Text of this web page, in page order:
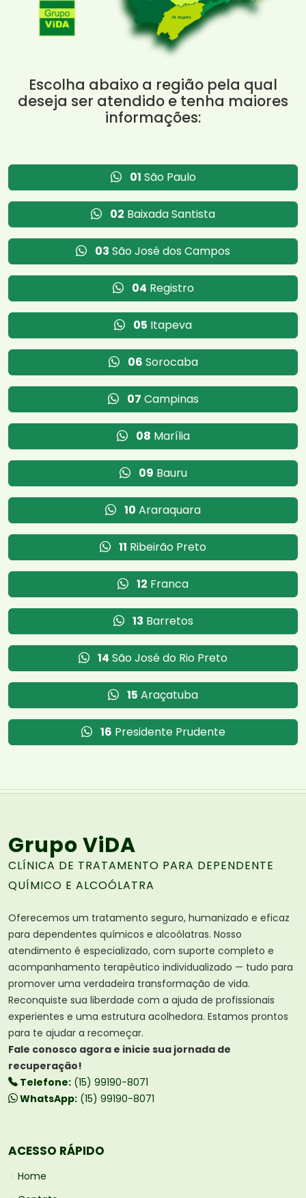
Escolha abaixo a região pela qual
deseja ser atendido e tenha maiores
informações:
01 São Paulo
02 Baixada Santista
03 São José dos Campos
04 Registro
05 Itapeva
06 Sorocaba
07 Campinas
08 Marília
09 Bauru
10 Araraquara
11 Ribeirão Preto
12 Franca
13 Barretos
14 São José do Rio Preto
15 Araçatuba
16 Presidente Prudente
Grupo ViDA
CLÍNICA DE TRATAMENTO PARA DEPENDENTE
QUÍMICO E ALCOÓLATRA
Oferecemos um tratamento seguro, humanizado e eficaz
para dependentes químicos e alcoólatras. Nosso
atendimento é especializado, com suporte completo e
acompanhamento terapêutico individualizado — tudo para
promover uma verdadeira transformação de vida.
Reconquiste sua liberdade com a ajuda de profissionais
experientes e uma estrutura acolhedora. Estamos prontos
para te ajudar a recomeçar.
Fale conosco agora e inicie sua jornada de
recuperação!
Telefone: (15) 99190-8071
WhatsApp: (15) 99190-8071
ACESSO RÁPIDO
Home